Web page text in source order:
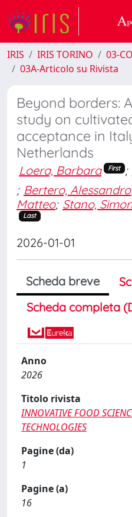
IRIS IRIS TORINO
03-
03A-Articolo su Rivista
Beyond borders:
study on
acceptance in
Netherlands
Loera, Barbara First ;
; Bertero, Alessandro
Matteo; Stano,
Last
2026-01-01
Scheda breve
Scheda completa
Anno
2026
Titolo rivista
INNOVATIVE FOOD
TECHNOLOGIES
Pagine (da)
1
Pagine (a)
16